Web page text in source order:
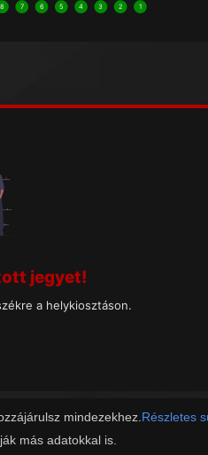
mindezekhez. Részletes
más adatokkal is.
8 7 6 5 4 3 2 1
jegyet!
a helykiosztáson.